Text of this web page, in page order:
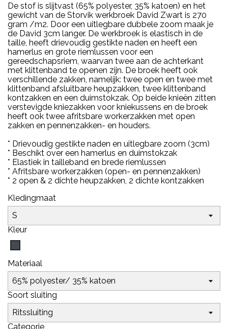
De stof is slijtvast (65% polyester, 35% katoen) en het
gewicht van de Storvik werkbroek David Zwart is 270
gram /m2. Door een uitlegbare dubbele zoom maak je
de David 3cm langer. De werkbroek is elastisch in de
taille, heeft drievoudig gestikte naden en heeft een
hamerlus en grote riemlussen voor een
gereedschapsriem, waarvan twee aan de achterkant
met klittenband te openen zijn. De broek heeft ook
verschillende zakken, namelijk: twee open en twee met
klittenband afsluitbare heupzakken, twee klittenband
kontzakken en een duimstokzak. Op beide knieën zitten
verstevigde kniezakken voor kniekussens en de broek
heeft ook twee afritsbare workerzakken met open
zakken en pennenzakken- en houders.
* Drievoudig gestikte naden en uitlegbare zoom (3cm)
* Beschikt over een hamerlus en duimstokzak
* Elastiek in tailleband en brede riemlussen
* Afritsbare workerzakken (open- en pennenzakken)
* 2 open & 2 dichte heupzakken, 2 dichte kontzakken
Kledingmaat
Kleur
Materiaal
Soort sluiting
Categorie